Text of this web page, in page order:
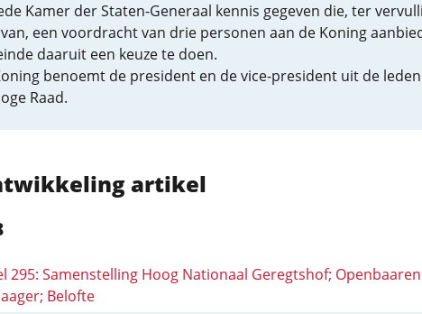
Kamer der Staten-Generaal kennis gegeven die, ter
een voordracht van drie personen aan de Koning
daaruit een keuze te doen.
benoemt de president en de vice-president uit de
Raad.
artikel
295: Samenstelling Hoog Nationaal Geregtshof; Openbaaren
Belofte